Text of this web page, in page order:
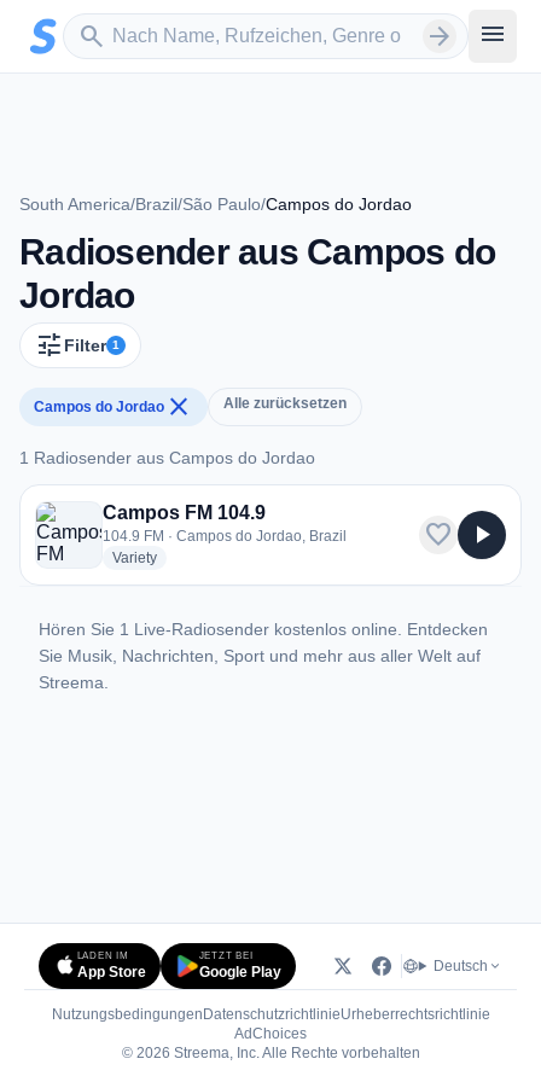
Zum Hauptinhalt springen
search
Sender suchen arrow_forward menu
South America/Brazil/São Paulo/Campos do Jordao
Radiosender aus Campos do
Jordao
tune Filter 1
Campos do Jordao close Alle zurücksetzen
1 Radiosender aus Campos do Jordao
1 Radiosender aus Campos do Jordao
Campos FM 104.9
104.9 FM · Campos do Jordao, Brazil
Varietyradio stations
favorite play_arrow
Hören Sie 1 Live-Radiosender kostenlos online. Entdecken
Sie Musik, Nachrichten, Sport und mehr aus aller Welt auf
Streema.
LADEN IM
App Store
JETZT BEI
Google Play Deutsch
Nutzungsbedingungen DatenschutzrichtlinieUrheberrechtsrichtlinie
AdChoices(öffnet in neuem Tab)
© 2026 Streema, Inc. Alle Rechte vorbehalten